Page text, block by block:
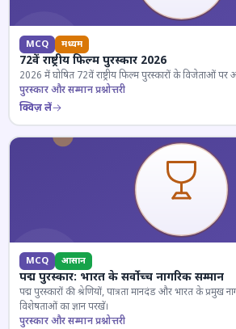
MCQ मध्यम
72वें राष्ट्रीय फिल्म पुरस्कार 2026
2026 में घोषित 72वें राष्ट्रीय फिल्म पुरस्कारों के विजेताओं पर
पुरस्कार और सम्मान प्रश्नोत्तरी
क्विज़ लें
MCQ आसान
पद्म पुरस्कार: भारत के सर्वोच्च नागरिक सम्मान
पद्म पुरस्कारों की श्रेणियों, पात्रता मानदंड और भारत के प्रमुख
विशेषताओं का ज्ञान परखें।
पुरस्कार और सम्मान प्रश्नोत्तरी